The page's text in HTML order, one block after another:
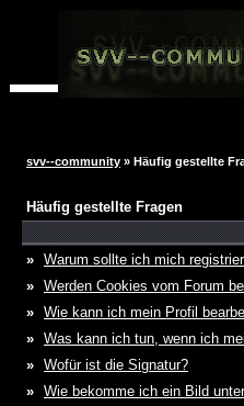
svv--community » Häufig gestellte
Häufig gestellte Fragen
» Warum sollte ich mich
» Werden Cookies vom Forum
» Wie kann ich mein Profil
» Was kann ich tun, wenn ich
» Wofür ist die Signatur?
» Wie bekomme ich ein Bild